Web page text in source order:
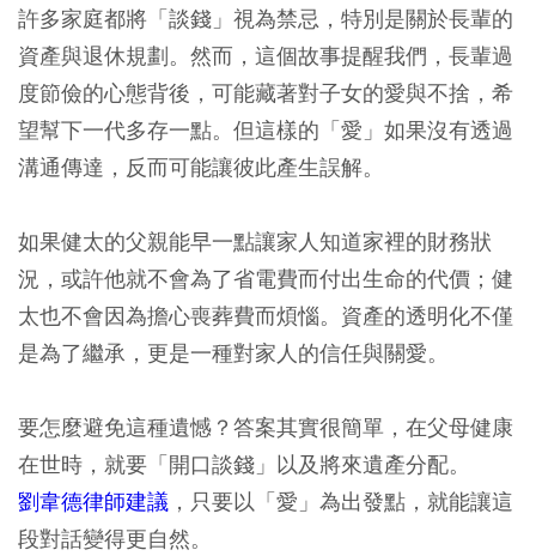
許多家庭都將「談錢」視為禁忌，特別是關於長輩的
資產與退休規劃。然而，這個故事提醒我們， 長輩過
度節儉的心態背後，可能藏著對子女的愛與不捨，希
望幫下一代多存一點。但這樣的「愛」如果沒有透過
溝通傳達，反而可能讓彼此產生誤解。
如果健太的父親能早一點讓家人知道家裡的財務狀
況，或許他就不會為了省電費而付出生命的代價；健
太也不會因為擔心喪葬費而煩惱。資產的透明化不僅
是為了繼承，更是一種對家人的信任與關愛。
要怎麼避免這種遺憾？答案其實很簡單，在父母健康
在世時，就要「開口談錢」以及將來遺產分配。
劉韋德律師建議 ，只要以「愛」為出發點，就能讓這
段對話變得更自然。